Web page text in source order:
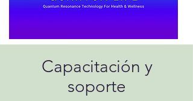
Capacitación y
soporte